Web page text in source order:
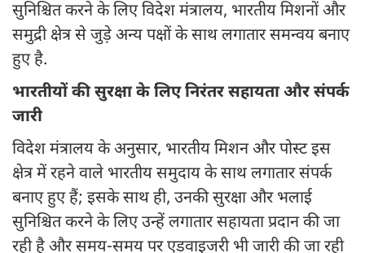
सुनिश्चित करने के लिए विदेश मंत्रालय, भारतीय मिशनों और
समुद्री क्षेत्र से जुड़े अन्य पक्षों के साथ लगातार समन्वय बनाए
हुए है.
भारतीयों की सुरक्षा के लिए निरंतर सहायता और संपर्क
जारी
विदेश मंत्रालय के अनुसार, भारतीय मिशन और पोस्ट इस
क्षेत्र में रहने वाले भारतीय समुदाय के साथ लगातार संपर्क
बनाए हुए हैं; इसके साथ ही, उनकी सुरक्षा और भलाई
सुनिश्चित करने के लिए उन्हें लगातार सहायता प्रदान की जा
रही है और समय-समय पर एडवाइजरी भी जारी की जा रही